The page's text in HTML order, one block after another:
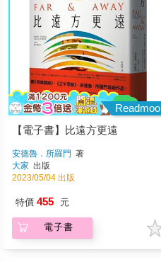
Readmoo
【電子書】比遠方更遠
安德魯．所羅門 著
大家 出版
2023/05/04 出版
特價 455 元
電子書